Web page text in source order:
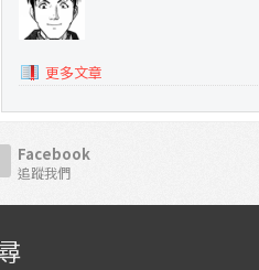
更多文章
Facebook
追蹤我們